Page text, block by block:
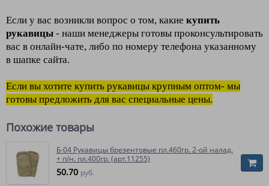
Если у вас возникли вопрос о том, какие купить
рукавицы - наши менеджеры готовы проконсультировать
вас в онлайн-чате, либо по номеру телефона указанному
в шапке сайта.
Если вы хотите купить рукавицы крупным оптом- мы
готовы предложить для вас специальные цены.
Похожие товары
Б-04 Рукавицы брезентовые пл.460гр. 2-ой налад.
+ п/н. пл.400гр. (арт.11255)
50.70 руб.